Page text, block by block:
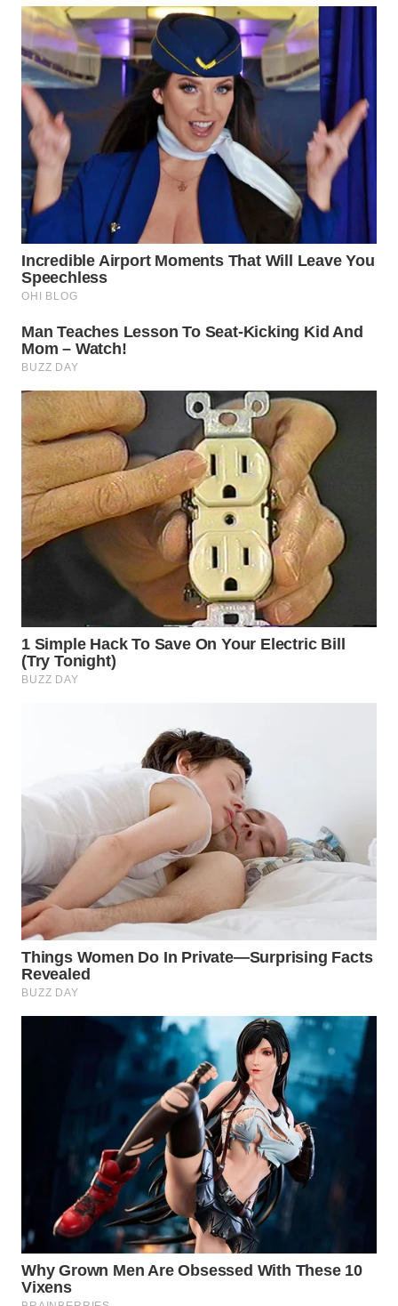
WN
KUNINGAN
WN
MAJALENGKA
WN
SUBANG
WN
SUKABUMI
PURWAKARTA
WN
PRIANGAN
TIMUR
WN
SEMARANG
WN
SOLO
WN
MADURA
NATUNA
WN
BINTAN
WN
MANDALIKA
WN
WAHANA
NEWS